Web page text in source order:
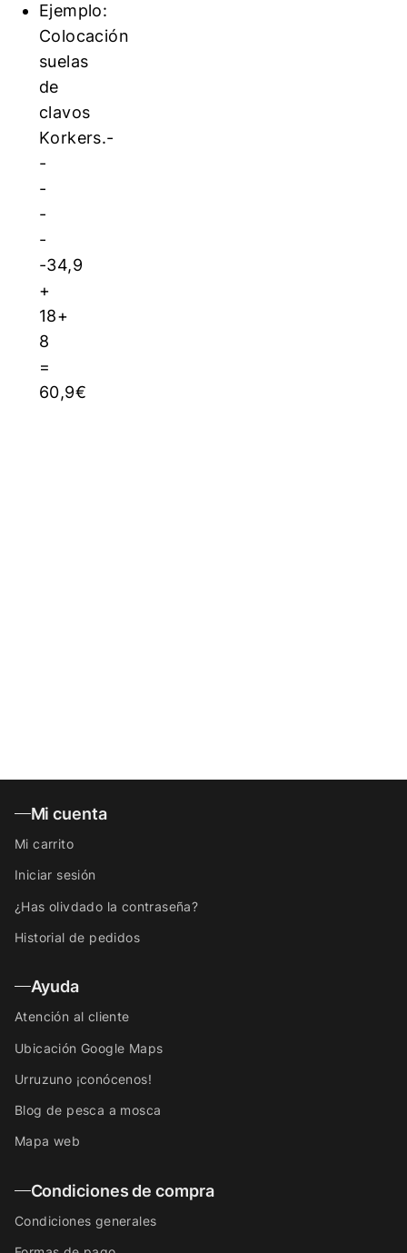
Ejemplo:
Colocación
suelas
de
clavos
Korkers.-
-
-
-
-
-34,9
+
18+
8
=
60,9€
Mi cuenta
Mi carrito
Iniciar sesión
¿Has olivdado la contraseña?
Historial de pedidos
Ayuda
Atención al cliente
Ubicación Google Maps
Urruzuno ¡conócenos!
Blog de pesca a mosca
Mapa web
Condiciones de compra
Condiciones generales